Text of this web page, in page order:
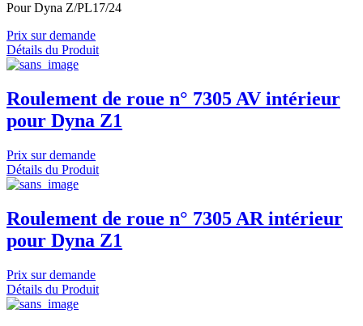
Pour Dyna Z/PL17/24
Prix sur demande
Détails du Produit
Roulement de roue n° 7305 AV intérieur
pour Dyna Z1
Prix sur demande
Détails du Produit
Roulement de roue n° 7305 AR intérieur
pour Dyna Z1
Prix sur demande
Détails du Produit